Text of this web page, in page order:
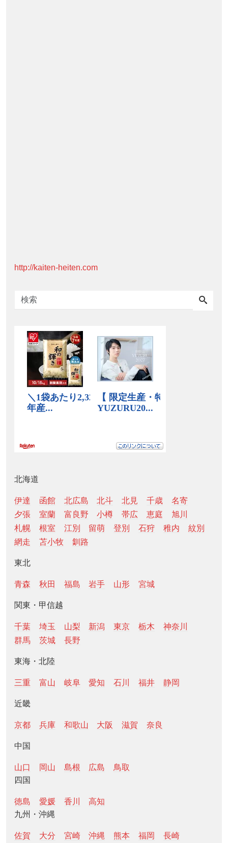
http://kaiten-heiten.com
北海道
伊達 函館 北広島 北斗 北見 千歳
名寄
夕張
室蘭 富良野 小樽 帯広 恵庭
旭川
札幌
根室 江別 留萌 登別 石狩 稚内
紋別
網走
苫小牧 釧路
東北
青森 秋田 福島 岩手 山形 宮城
関東・甲信越
千葉 埼玉 山梨 新潟 東京 栃木
神奈川
群馬
茨城 長野
東海・北陸
三重 富山 岐阜 愛知 石川 福井 静岡
近畿
京都 兵庫 和歌山 大阪 滋賀 奈良
中国
山口 岡山 島根 広島
鳥取
四国
徳島 愛媛 香川
高知
九州・沖縄
佐賀 大分 宮崎 沖縄 熊本 福岡
長崎